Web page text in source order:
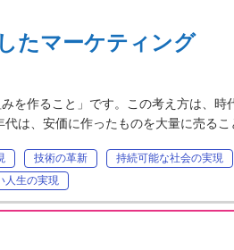
たマーケティング
を作ること」です。この考え方は、時
は、安価に作ったものを大量に売る
技術の革新
持続可能な社会の実現
人生の実現